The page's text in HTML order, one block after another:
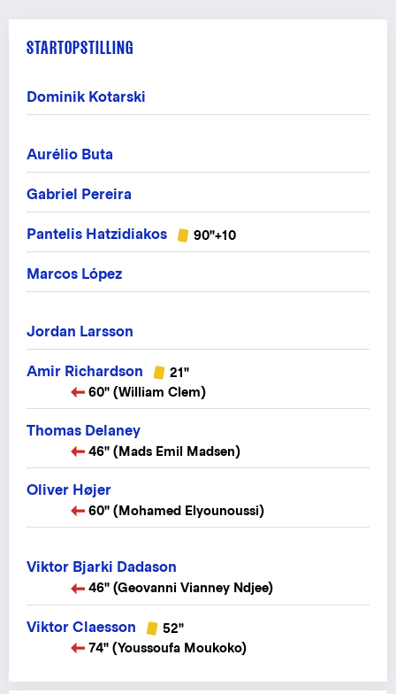
STARTOPSTILLING
Dominik Kotarski
Aurélio Buta
Gabriel Pereira
Pantelis Hatzidiakos 90"+10
Marcos López
Jordan Larsson
Amir Richardson
21"
60" (William Clem)
Thomas Delaney
46" (Mads Emil Madsen)
Oliver Højer
60" (Mohamed Elyounoussi)
Viktor Bjarki Dadason
46" (Geovanni Vianney Ndjee)
Viktor Claesson
52"
74" (Youssoufa Moukoko)